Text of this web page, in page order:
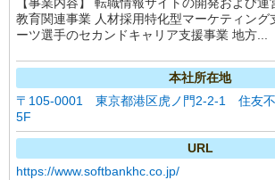
教育関連事業 人材採用特化型マーケティング
ーツ選手のセカンドキャリア支援事業 地方...
本社所在地
〒105-0001 東京都港区虎ノ門2-2-1 住友不
5F
URL
https://www.softbankhc.co.jp/